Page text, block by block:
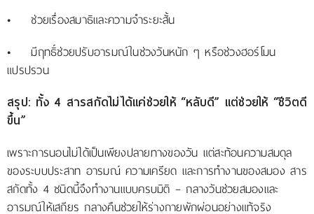
• ช่วยเรื่องสมาธิและความจำระยะสั้น
• มีฤทธิ์ช่วยปรับอารมณ์ในช่วงวันหนัก ๆ หรือช่วงฮอร์โมน
แปรปรวน
สรุป: ทั้ง 4 สารสกัดไม่ได้แค่ช่วยให้ “หลับดี” แต่ช่วยให้ “ชีวิตดี
ขึ้น”
เพราะการนอนไม่ได้เป็นเพียงปลายทางของวัน แต่สะท้อนความสมดุล
ของระบบประสาท อารมณ์ ความเครียด และการทำงานของสมอง สาร
สกัดทั้ง 4 ชนิดนี้จึงทำงานแบบครบมิติ – กลางวันช่วยสมองและ
อารมณ์ให้เสถียร กลางคืนช่วยให้ร่างกายพักผ่อนอย่างแท้จริง